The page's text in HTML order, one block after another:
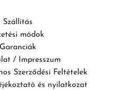
Szállítás
módok
Garanciák
/ Impresszum
Szerződési Feltételek
és nyilatkozat